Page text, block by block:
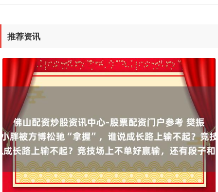
期指IC0 7877.80 +164.40 +2.13%
上证综指 3940.04 +39.68 +1.02%
推荐资讯